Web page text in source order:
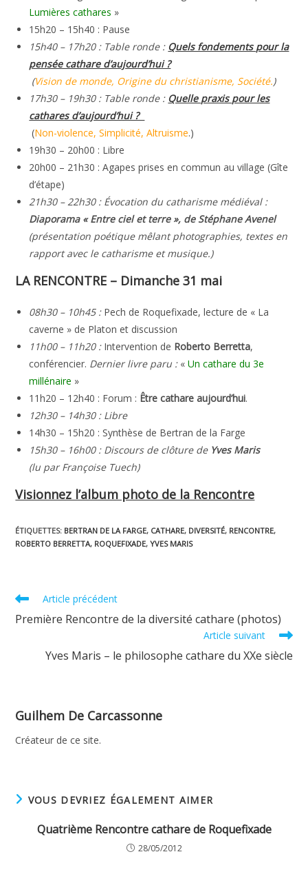
Lumières cathares »
15h20 – 15h40 : Pause
15h40 – 17h20 : Table ronde : Quels fondements pour la
pensée cathare d’aujourd’hui ?
(Vision de monde, Origine du christianisme, Société.)
17h30 – 19h30 : Table ronde : Quelle praxis pour les
cathares d’aujourd’hui ?
(Non-violence, Simplicité, Altruisme.)
19h30 – 20h00 : Libre
20h00 – 21h30 : Agapes prises en commun au village (Gîte
d’étape)
21h30 – 22h30 : Évocation du catharisme médiéval :
Diaporama « Entre ciel et terre », de Stéphane Avenel
(présentation poétique mêlant photographies, textes en
rapport avec le catharisme et musique.)
LA RENCONTRE – Dimanche 31 mai
08h30 – 10h45 : Pech de Roquefixade, lecture de « La
caverne » de Platon et discussion
11h00 – 11h20 :Intervention de Roberto Berretta,
conférencier. Dernier livre paru : «Un cathare du 3e
millénaire »
11h20 – 12h40 : Forum : Être cathare aujourd’hui.
12h30 – 14h30 : Libre
14h30 – 15h20 : Synthèse de Bertran de la Farge
15h30 – 16h00 : Discours de clôture de Yves Maris
(lu par Françoise Tuech)
Visionnez l’album photo de la Rencontre
ÉTIQUETTES: BERTRAN DE LA FARGE, CATHARE, DIVERSITÉ, RENCONTRE,
ROBERTO BERRETTA, ROQUEFIXADE, YVES MARIS
Read
articles
Article précédent
Première Rencontre de la diversité cathare (photos)
Article suivant
Yves Maris – le philosophe cathare du XXe siècle
Guilhem De Carcassonne
Créateur de ce site.
VOUS DEVRIEZ ÉGALEMENT AIMER
Quatrième Rencontre cathare de Roquefixade
28/05/2012